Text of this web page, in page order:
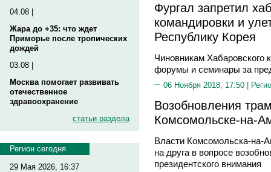
04.08 |
Жара до +35: что ждет
Приморье после тропических
дождей
03.08 |
Москва помогает развивать
отечественное
здравоохранение
статьи раздела
Регион сегодня
29 Мая 2026, 16:37
Фургал запретил
командировки и
Республику Корея
Чиновникам Хабаровского
форумы и семинары за
06 Ноября 2018, 17:50 |
Возобновления
Комсомольске-на-
Власти Комсомольска-на-
на друга в вопросе
президентского внимания